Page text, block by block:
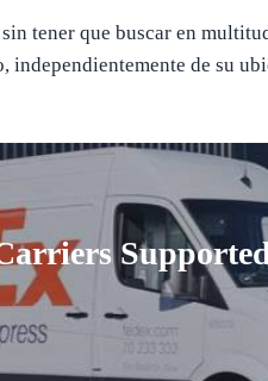
tener que buscar en
de su